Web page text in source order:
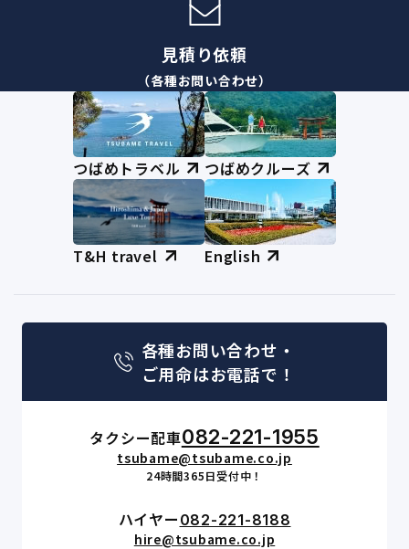
見積り依頼
（各種お問い合わせ）
つばめトラベル つばめクルーズ
T&H travel English
各種お問い合わせ・
ご用命はお電話で！
タクシー配車082-221-1955
tsubame@tsubame.co.jp
24時間365日受付中！
ハイヤー 082-221-8188
hire@tsubame.co.jp